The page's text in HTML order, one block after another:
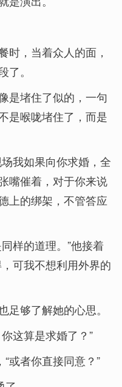
时，当着众人的面，
。
是堵住了似的，一句
是喉咙堵住了，而是
我如果向你求婚，全
嘴催着，对于你来说
上的绑架，不管答应
样的道理。”他接着
可我不想利用外界的
够了解她的心思。
这算是求婚了？”
或者你直接同意？”